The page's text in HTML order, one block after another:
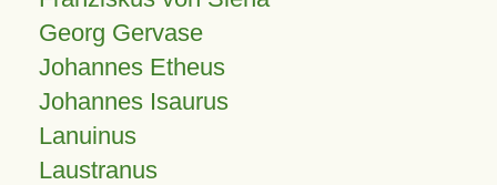
Georg Gervase
Johannes Etheus
Johannes Isaurus
Lanuinus
Laustranus